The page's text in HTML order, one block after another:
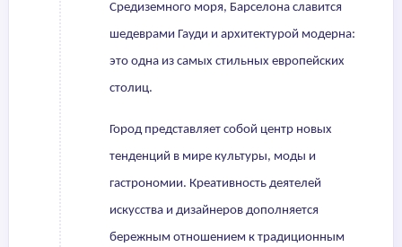
Средиземного моря, Барселона славится
шедеврами Гауди и архитектурой модерна:
это одна из самых стильных европейских
столиц.
Город представляет собой центр новых
тенденций в мире культуры, моды и
гастрономии. Креативность деятелей
искусства и дизайнеров дополняется
бережным отношением к традиционным